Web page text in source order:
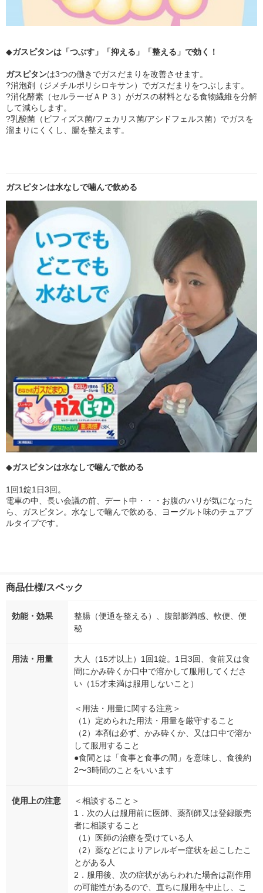
◆ガスピタンは「つぶす」「抑える」「整える」で効く！
ガスピタンは3つの働きでガスだまりを改善させます。
?消泡剤（ジメチルポリシロキサン）でガスだまりをつぶします。
?消化酵素（セルラーゼＡＰ３）がガスの材料となる食物繊維を分解
して減らします。
?乳酸菌（ビフィズス菌/フェカリス菌/アシドフェルス菌）でガスを
溜まりにくくし、腸を整えます。
ガスピタンは水なしで噛んで飲める
◆ガスピタンは水なしで噛んで飲める
1回1錠1日3回。
電車の中、長い会議の前、デート中・・・お腹のハリが気になった
ら、ガスピタン。水なしで噛んで飲める、ヨーグルト味のチュアブ
ルタイプです。
商品仕様/スペック
効能・効果
整腸（便通を整える）、腹部膨満感、軟便、便
秘
用法・用量
大人（15才以上）1回1錠。1日3回、食前又は食
間にかみ砕くか口中で溶かして服用してくださ
い（15才未満は服用しないこと）
＜用法・用量に関する注意＞
（1）定められた用法・用量を厳守すること
（2）本剤は必ず、かみ砕くか、又は口中で溶か
して服用すること
●食間とは「食事と食事の間」を意味し、食後約
2〜3時間のことをいいます
使用上の注意
＜相談すること＞
1．次の人は服用前に医師、薬剤師又は登録販売
者に相談すること
（1）医師の治療を受けている人
（2）薬などによりアレルギー症状を起こしたこ
とがある人
2．服用後、次の症状があらわれた場合は副作用
の可能性があるので、直ちに服用を中止し、こ